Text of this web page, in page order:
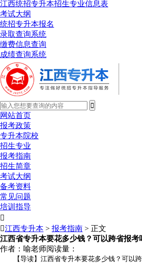
江西统招专升本招生专业信息表
考试大纲
统招专升本报名
录取查询系统
缴费信息查询
成绩查询系统
网站首页
报考政策
专升本院校
招生专业
报考指南
招生简章
考试大纲
备考资料
常见问题
培训指导

江西专升本 > 报考指南 > 正文
江西省专升本要花多少钱？可以跨省报考
作者：喻老师阅读量：
【导读】江西省专升本要花多少钱？可以跨